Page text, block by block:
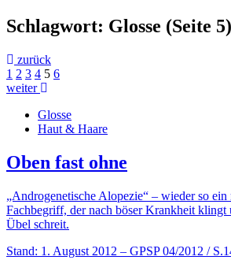
Schlagwort: Glosse (Seite 5)
zurück
1 2 3 4 5 6
weiter
Glosse
Haut & Haare
Oben fast ohne
„Androgenetische Alopezie“ – wieder so ein
Fachbegriff, der nach böser Krankheit
Übel schreit.
Stand: 1. August 2012 – GPSP 04/2012 /